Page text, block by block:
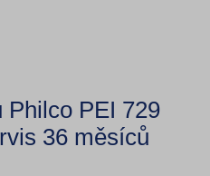
Philco PEI 729
36 měsíců